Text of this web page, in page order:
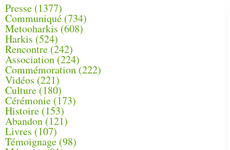
Presse (1377)
Communiqué (734)
Metooharkis (608)
Harkis (524)
Rencontre (242)
Association (224)
Commémoration(222)
Vidéos (221)
Culture(180)
Cérémonie (173)
Histoire (153)
Abandon(121)
Livres (107)
Témoignage (98)